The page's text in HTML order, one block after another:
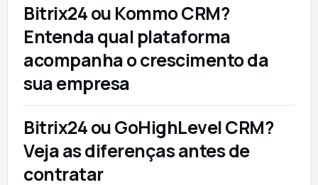
Bitrix24 ou Kommo CRM?
Entenda qual plataforma
acompanha o crescimento da
sua empresa
Bitrix24 ou GoHighLevel CRM?
Veja as diferenças antes de
contratar